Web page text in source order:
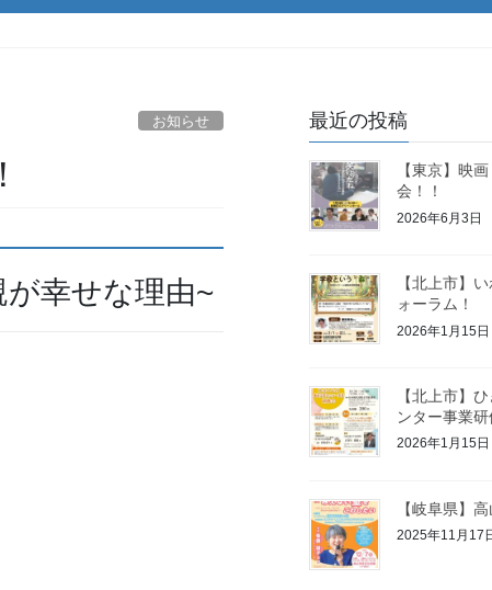
お知らせ
幸せな理由~
最近の投稿
【東京】映
会！！
2026年6月3日
【北上市】
ォーラム！
2026年1月15日
【北上市】
ンター事業研
2026年1月15日
【岐阜県】
2025年11月17